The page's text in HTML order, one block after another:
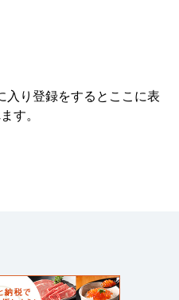
入り登録をすると ここに表
す。